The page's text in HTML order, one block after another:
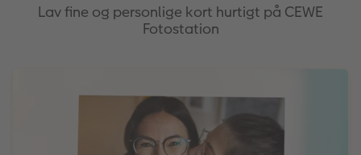
Lav fine og personlige kort hurtigt på CEWE
Fotostation